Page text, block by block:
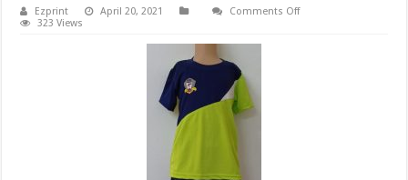
Ezprint April 20, 2021 Comments Offon
323 Views